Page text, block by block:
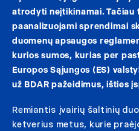
atrodyti neįtikinamai. Tačiau
paanalizuojami sprendimai
duomenų apsaugos
kurios sumos, kurias per
Europos Sąjungos (ES)
už BDAR pažeidimus, išties
Remiantis įvairių šaltinių
ketverius metus, kurie